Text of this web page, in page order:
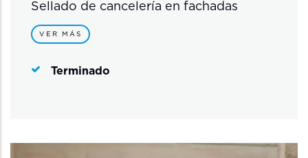
Sellado de cancelería en fachadas
VER MÁS
Terminado